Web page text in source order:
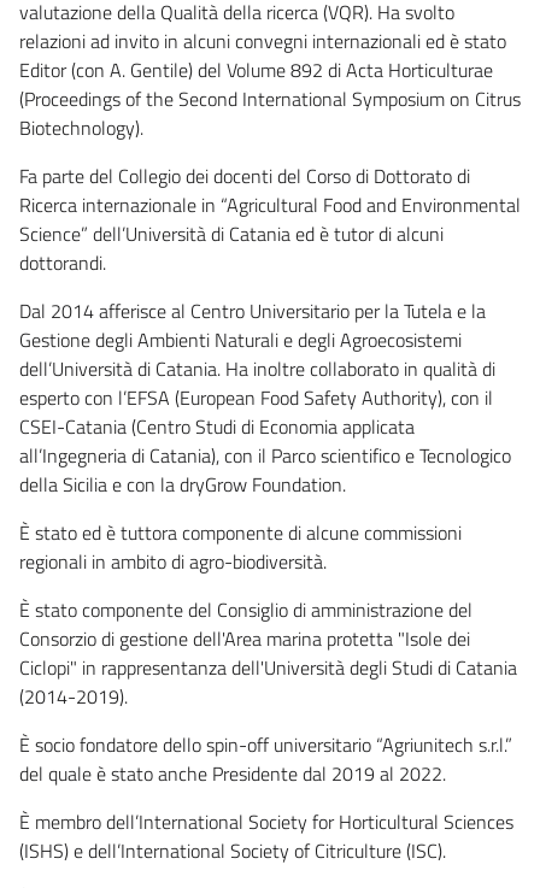
valutazione della Qualità della ricerca (VQR). Ha svolto
relazioni ad invito in alcuni convegni internazionali ed è stato
Editor (con A. Gentile) del Volume 892 di Acta Horticulturae
(Proceedings of the Second International Symposium on Citrus
Biotechnology).
Fa parte del Collegio dei docenti del Corso di Dottorato di
Ricerca internazionale in “Agricultural Food and Environmental
Science” dell’Università di Catania ed è tutor di alcuni
dottorandi.
Dal 2014 afferisce al Centro Universitario per la Tutela e la
Gestione degli Ambienti Naturali e degli Agroecosistemi
dell’Università di Catania. Ha inoltre collaborato in qualità di
esperto con l’EFSA (European Food Safety Authority), con il
CSEI-Catania (Centro Studi di Economia applicata
all’Ingegneria di Catania), con il Parco scientifico e Tecnologico
della Sicilia e con la dryGrow Foundation.
È stato ed è tuttora componente di alcune commissioni
regionali in ambito di agro-biodiversità.
È stato componente del Consiglio di amministrazione del
Consorzio di gestione dell'Area marina protetta "Isole dei
Ciclopi" in rappresentanza dell'Università degli Studi di Catania
(2014-2019).
È socio fondatore dello spin-off universitario “Agriunitech s.r.l.”
del quale è stato anche Presidente dal 2019 al 2022.
È membro dell’International Society for Horticultural Sciences
(ISHS) e dell’International Society of Citriculture (ISC).